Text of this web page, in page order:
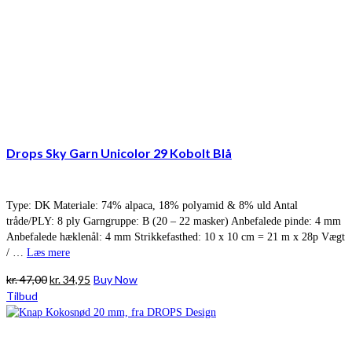
Drops Sky Garn Unicolor 29 Kobolt Blå
Type: DK Materiale: 74% alpaca, 18% polyamid & 8% uld Antal
tråde/PLY: 8 ply Garngruppe: B (20 – 22 masker) Anbefalede pinde: 4 mm
Anbefalede hæklenål: 4 mm Strikkefasthed: 10 x 10 cm = 21 m x 28p Vægt
/ … Læs mere
kr.47,00Den
pris
kr.34,95 Den
pris
Buy Now
Tilbud